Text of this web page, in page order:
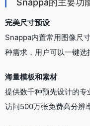
Snappa的主要功
完美尺寸预设
Snappa内置常用图像尺
种需求，用户可以一键选
海量模板和素材
提供数千种预先设计的
访问500万张免费高分辨